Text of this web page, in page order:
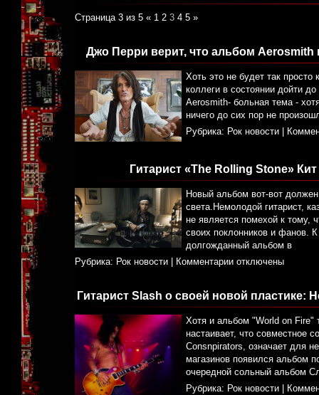
Страница 3 из 5 « 1 2 3 4 5 »
Джо Перри верит, что альбом
Хоть это не будет так
коллеги в состоянии дойти
Aerosmith- больная тема -
ничего до сих пор не
Рубрика: Рок новости
Гитарист «The Rolling Stone»
Новый альбом вот-вот должен
света.Немолодой гитарист,
не является помехой к тому,
своих поклонников и фанов.
долгожданный альбом в
Рубрика: Рок новости Комментарии отключены
Гитарист Slash о своей новой
Хотя и альбом "World on Fire"
настаивает, что совместное
Consnpirators, означает для
магазинов появился альбом
очередной сольный альбом
Рубрика: Рок новости